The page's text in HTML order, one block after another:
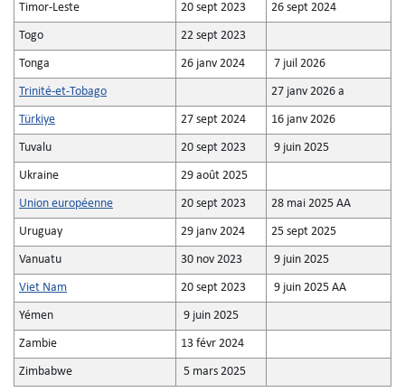
Timor-Leste 20 sept 2023 26 sept 2024
Togo 22 sept 2023
Tonga 26 janv 2024 7 juil 2026
Trinité-et-Tobago 27 janv 2026 a
Türkiye 27 sept 2024 16 janv 2026
Tuvalu 20 sept 2023 9 juin 2025
Ukraine 29 août 2025
Union européenne 20 sept 2023 28 mai 2025 AA
Uruguay 29 janv 2024 25 sept 2025
Vanuatu 30 nov 2023 9 juin 2025
Viet Nam 20 sept 2023 9 juin 2025 AA
Yémen 9 juin 2025
Zambie 13 févr 2024
Zimbabwe 5 mars 2025